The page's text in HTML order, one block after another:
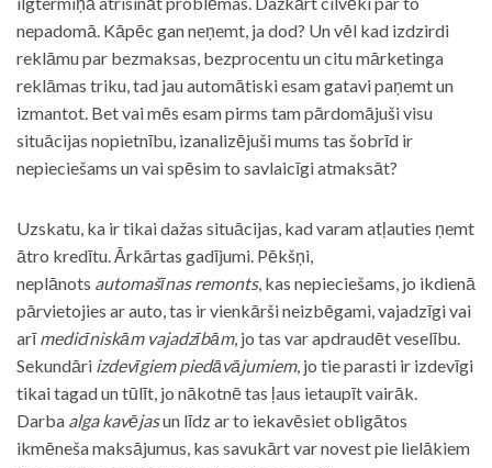
nepadomā. Kāpēc gan neņemt, ja dod? Un vēl kad izdzirdi
reklāmu par bezmaksas, bezprocentu un citu mārketinga
reklāmas triku, tad jau automātiski esam gatavi paņemt un
izmantot. Bet vai mēs esam pirms tam pārdomājuši visu
situācijas nopietnību, izanalizējuši mums tas šobrīd ir
nepieciešams un vai spēsim to savlaicīgi atmaksāt?
Uzskatu, ka ir tikai dažas situācijas, kad varam atļauties ņemt
ātro kredītu. Ārkārtas gadījumi. Pēkšņi,
neplānots automašīnas remonts, kas nepieciešams, jo ikdienā
pārvietojies ar auto, tas ir vienkārši neizbēgami, vajadzīgi vai
arīmedicīniskām vajadzībām, jo tas var apdraudēt veselību.
Sekundāri izdevīgiem piedāvājumiem, jo tie parasti ir izdevīgi
tikai tagad un tūlīt, jo nākotnē tas ļaus ietaupīt vairāk.
Darba alga kavējasun līdz ar to iekavēsiet obligātos
ikmēneša maksājumus, kas savukārt var novest pie lielākiem